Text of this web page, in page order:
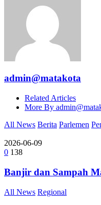
admin@matakota
Related Articles
More By
All News Berita Parlemen
2026-06-09
0 138
Banjir dan Sampah
All News Regional